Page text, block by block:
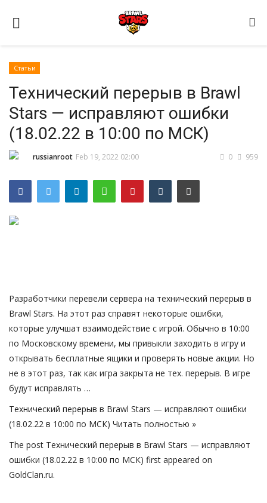
Contact
Статьи
Технический перерыв в Brawl
Stars — исправляют ошибки
(18.02.22 в 10:00 по МСК)
russianroot Feb 19, 2022 02:00 959
0
Разработчики перевели сервера на технический перерыв в
Brawl Stars. На этот раз справят некоторые ошибки,
которые улучшат взаимодействие с игрой. Обычно в 10:00
по Московскому времени, мы привыкли заходить в игру и
открывать бесплатные ящики и проверять новые акции. Но
не в этот раз, так как игра закрыта не тех. перерыв. В игре
будут исправлять …
Технический перерыв в Brawl Stars — исправляют ошибки
(18.02.22 в 10:00 по МСК) Читать полностью »
The post Технический перерыв в Brawl Stars — исправляют
ошибки (18.02.22 в 10:00 по МСК) first appeared on
GoldClan.ru.